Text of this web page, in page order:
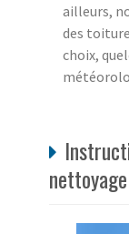
ailleurs,
des
choix,